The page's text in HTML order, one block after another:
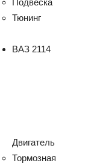
Подвеска
Тюнинг
ВАЗ 2114
Двигатель
Тормозная